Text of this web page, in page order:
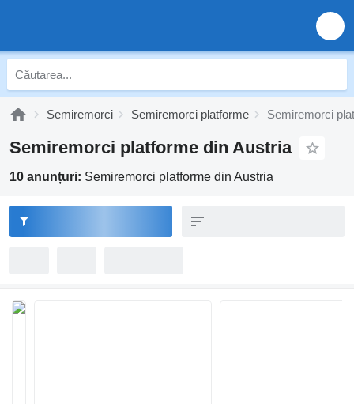
Semiremorci Semiremorci platforme Semiremorci
Semiremorci platforme din Austria
10 anunțuri: Semiremorci platforme din Austria